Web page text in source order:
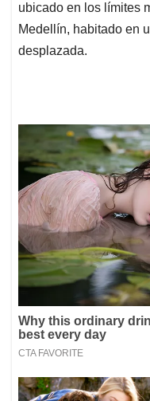
ubicado en los límites
Medellín, habitado en
desplazada.